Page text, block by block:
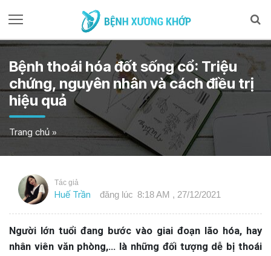
Bệnh thoái hóa đốt sống cổ: Triệu
chứng, nguyên nhân và cách điều trị
hiệu quả
Trang chủ »
Tác giả
Huế Trần đăng lúc 8:18 AM , 27/12/2021
Người lớn tuổi đang bước vào giai đoạn lão hóa, hay
nhân viên văn phòng,… là những đối tượng dễ bị thoái